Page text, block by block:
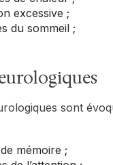
excessive ;
du sommeil ;
sont
mémoire ;